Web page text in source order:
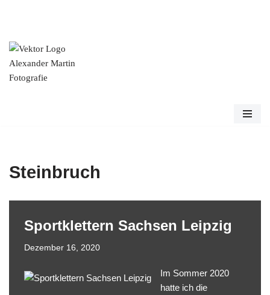
Inhalt
springen
Steinbruch
Sportklettern Sachsen Leipzig
Dezember 16, 2020
Im Sommer 2020
hatte ich die